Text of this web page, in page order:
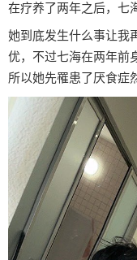
在疗养了两年之后，七
她到底发生什么事让我
优，不过七海在两年前
所以她先罹患了厌食症